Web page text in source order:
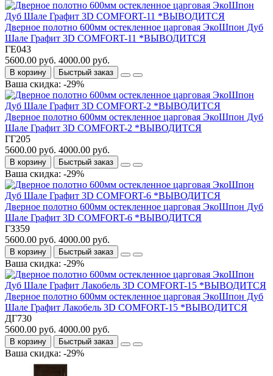
Дверное полотно 600мм остекленное царговая ЭкоШпон Дуб
Шале Графит 3D COMFORT-11 *ВЫВОДИТСЯ
ГЕ043
5600.00 руб. 4000.00 руб.
В корзину Быстрый заказ
Ваша скидка: -29%
Дверное полотно 600мм остекленное царговая ЭкоШпон Дуб
Шале Графит 3D COMFORT-2 *ВЫВОДИТСЯ
ГГ205
5600.00 руб. 4000.00 руб.
В корзину Быстрый заказ
Ваша скидка: -29%
Дверное полотно 600мм остекленное царговая ЭкоШпон Дуб
Шале Графит 3D COMFORT-6 *ВЫВОДИТСЯ
ГЗ359
5600.00 руб. 4000.00 руб.
В корзину Быстрый заказ
Ваша скидка: -29%
Дверное полотно 600мм остекленное царговая ЭкоШпон Дуб
Шале Графит Лакобель 3D COMFORT-15 *ВЫВОДИТСЯ
ДГ730
5600.00 руб. 4000.00 руб.
В корзину Быстрый заказ
Ваша скидка: -29%